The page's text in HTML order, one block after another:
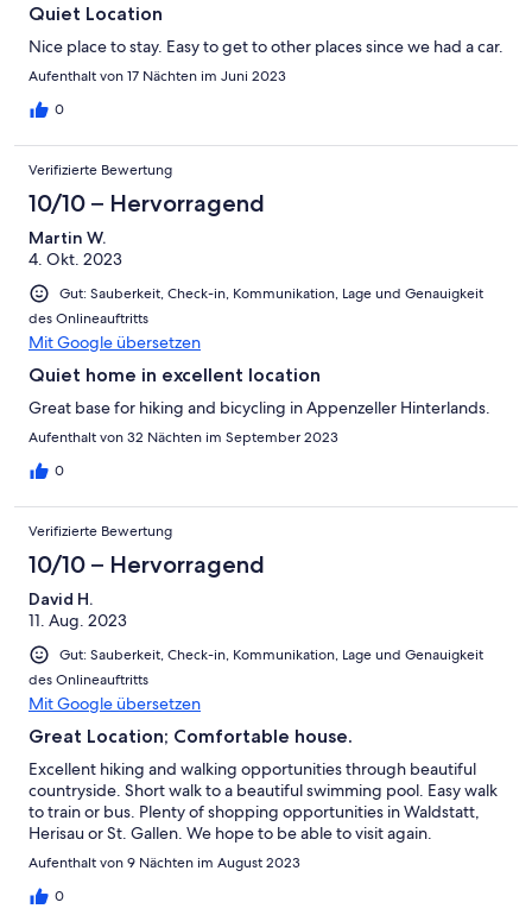
Quiet Location
Nice place to stay. Easy to get to other places since we had a car.
Aufenthalt von 17 Nächten im Juni 2023
0
Verifizierte Bewertung
10/10 – Hervorragend
Martin W.
4. Okt. 2023
Gut: Sauberkeit, Check-in, Kommunikation, Lage und Genauigkeit
des Onlineauftritts
Mit Google übersetzen
Quiet home in excellent location
Great base for hiking and bicycling in Appenzeller Hinterlands.
Aufenthalt von 32 Nächten im September 2023
0
Verifizierte Bewertung
10/10 – Hervorragend
David H.
11. Aug. 2023
Gut: Sauberkeit, Check-in, Kommunikation, Lage und Genauigkeit
des Onlineauftritts
Mit Google übersetzen
Great Location; Comfortable house.
Excellent hiking and walking opportunities through beautiful
countryside. Short walk to a beautiful swimming pool. Easy walk
to train or bus. Plenty of shopping opportunities in Waldstatt,
Herisau or St. Gallen. We hope to be able to visit again.
Aufenthalt von 9 Nächten im August 2023
0